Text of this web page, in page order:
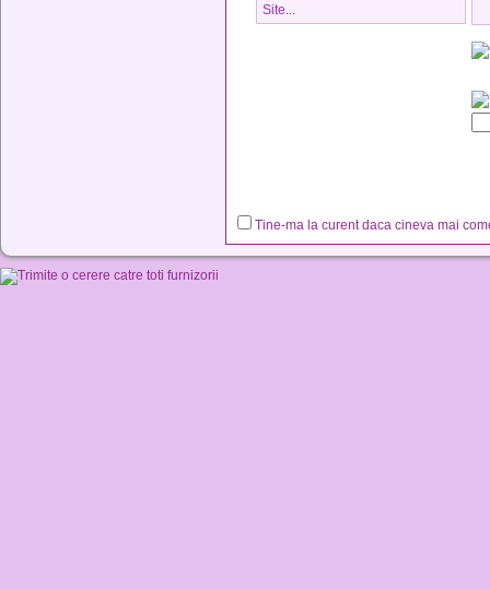
Tine-ma la curent daca cineva mai